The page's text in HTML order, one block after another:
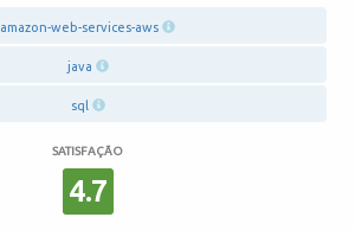
amazon-web-services-aws
java
sql
SATISFAÇÃO
4.7